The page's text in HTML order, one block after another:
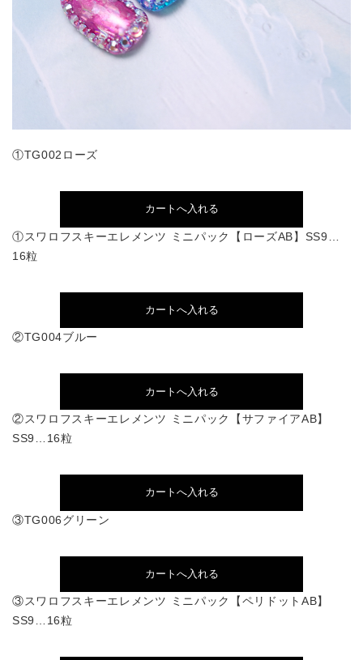
①TG002ローズ
①スワロフスキーエレメンツ ミニパック【ローズAB】SS9…
16粒
②TG004ブルー
②スワロフスキーエレメンツ ミニパック【サファイアAB】
SS9…16粒
③TG006グリーン
③スワロフスキーエレメンツ ミニパック【ペリドットAB】
SS9…16粒